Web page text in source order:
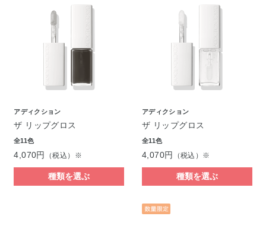
アディクション
ザ リップグロス
全11色
4,070円 （税込）※
種類を選ぶ
アディクション
ザ リップグロス
全11色
4,070円 （税込）※
種類を選ぶ